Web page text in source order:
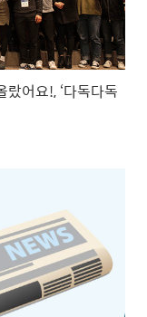
어요!, ‘다독다독